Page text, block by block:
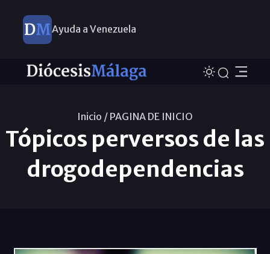
Ayuda a Venezuela
Inicio / PAGINA DE INICIO
Tópicos perversos de las
drogodependencias